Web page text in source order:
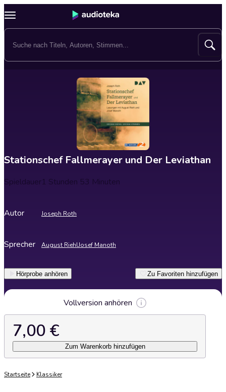
Stationschef Fallmerayer und Der Leviathan
Spieldauer1 Stunden 53 Minuten
Autor Joseph Roth
Sprecher August RiehlJosef Manoth
Hörprobe anhören Zu Favoriten hinzufügen
Vollversion anhören
7,00 €
Zum Warenkorb hinzufügen
Startseite Klassiker